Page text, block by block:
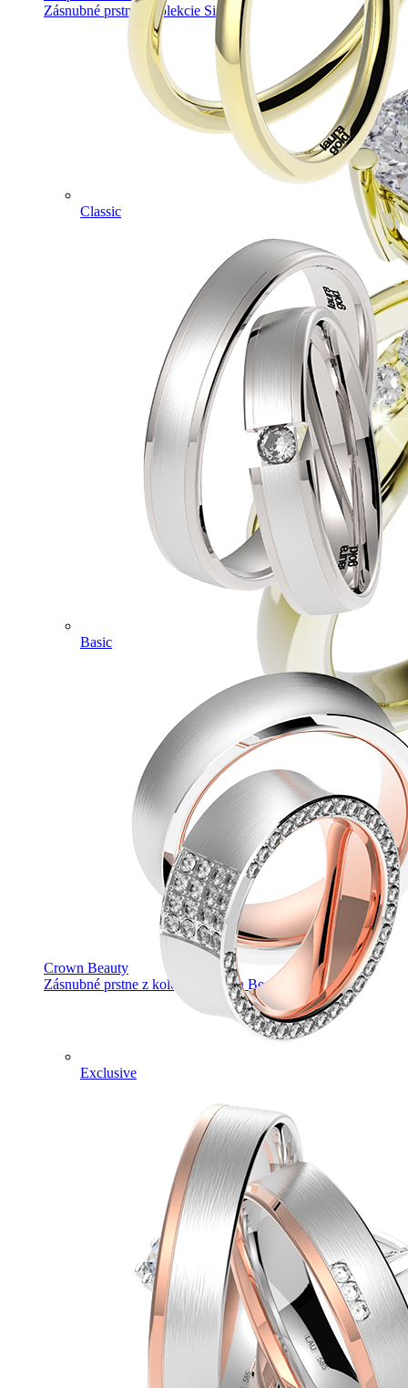
Zásnubné prstne z kolekcie Simple.
Crown Beauty
Zásnubné prstne z kolekcie Crown Beauty.
Classic
Basic
Exclusive